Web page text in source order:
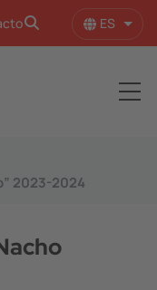
ES
2023-2024